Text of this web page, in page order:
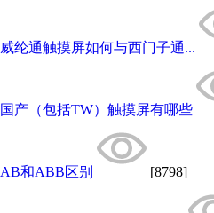
威纶通触摸屏如何与西门子通...
国产（包括TW）触摸屏有哪些
AB和ABB区别 [8798]